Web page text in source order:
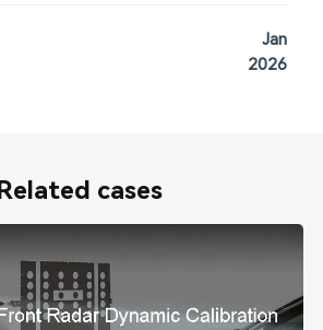
Jan
2026
Related cases